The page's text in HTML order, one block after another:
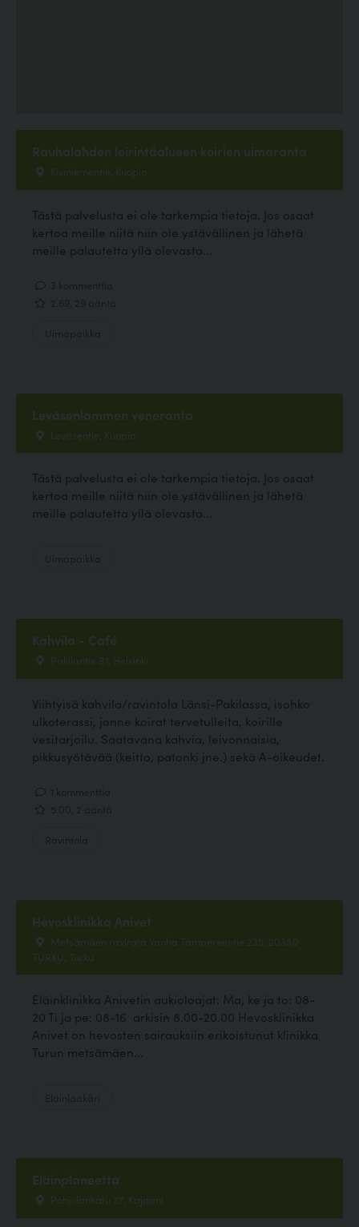
Rauhalahden leirintäalueen koirien uimaranta
Kiviniementie, Kuopio
Tästä palvelusta ei ole tarkempia tietoja. Jos osaat
kertoa meille niitä niin ole ystävällinen ja lähetä
meille palautetta yllä olevasta...
Leväsenlammen veneranta
Leväsentie, Kuopio
Tästä palvelusta ei ole tarkempia tietoja. Jos osaat
kertoa meille niitä niin ole ystävällinen ja lähetä
meille palautetta yllä olevasta...
Kahvila - Café
Pakilantie 81, Helsinki
Viihtyisä kahvila/ravintola Länsi-Pakilassa, isohko
ulkoterassi, jonne koirat tervetulleita, koirille
vesitarjoilu. Saatavana kahvia, leivonnaisia,
pikkusyötävää (keitto, patonki jne.) sekä A-oikeudet.
Hevosklinikka Anivet
Metsämäen ravirata Vanha Tampereentie 235, 20380
TURKU, Turku
Eläinklinikka Anivetin aukioloajat: Ma, ke ja to: 08-
20 Ti ja pe: 08-16 arkisin 8.00-20.00 Hevosklinikka
Anivet on hevosten sairauksiin erikoistunut klinikka
Turun metsämäen...
Eläinplaneetta
Pohjolankatu 27, Kajaani